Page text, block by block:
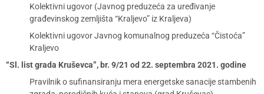
Kolektivni ugovor (Javnog preduzeća za uređivanje
građevinskog zemljišta “Kraljevo” iz Kraljeva)
Kolektivni ugovor Javnog komunalnog preduzeća “Čistoća”
Kraljevo
“Sl. list grada Kruševca”, br. 9/21 od 22. septembra 2021. godine
Pravilnik o sufinansiranju mera energetske sanacije stambenih